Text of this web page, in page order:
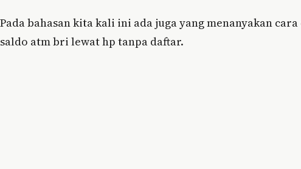
Pada bahasan kita kali ini ada juga yang menanyakan
saldo atm bri lewat hp tanpa daftar.